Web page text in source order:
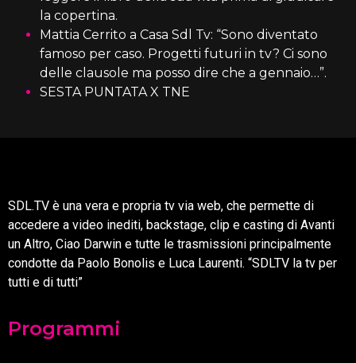
la copertina.
Mattia Cerrito a Casa Sdl Tv: “Sono diventato
famoso per caso. Progetti futuri in tv? Ci sono
delle clausole ma posso dire che a gennaio…”.
SESTA PUNTATA X TNE
SDL.TV è una vera e propria tv via web, che permette di
accedere a video inediti, backstage, clip e casting di Avanti
un Altro, Ciao Darwin e tutte le trasmissioni principalmente
condotte da Paolo Bonolis e Luca Laurenti. “SDLTV la tv per
tutti e di tutti”
Programmi